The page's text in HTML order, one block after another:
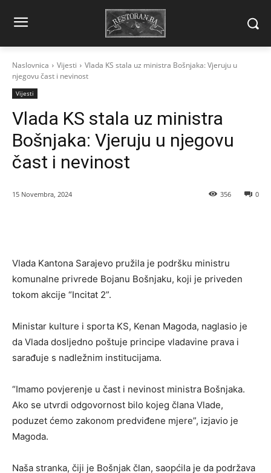
Naslovnica Vijesti
Vlada KS stala uz ministra Bošnjaka: Vjeruju u
njegovu čast i nevinost
Vijesti
Vlada KS stala uz ministra
Bošnjaka: Vjeruju u njegovu
čast i nevinost
15 Novembra, 2024 0
356
Vlada Kantona Sarajevo pružila je podršku ministru
komunalne privrede Bojanu Bošnjaku, koji je priveden
tokom akcije “Incitat 2”.
Ministar kulture i sporta KS, Kenan Magoda, naglasio je
da Vlada dosljedno poštuje principe vladavine prava i
sarađuje s nadležnim institucijama.
“Imamo povjerenje u čast i nevinost ministra Bošnjaka.
Ako se utvrdi odgovornost bilo kojeg člana Vlade,
poduzet ćemo zakonom predviđene mjere”, izjavio je
Magoda.
Naša stranka, čiji je Bošnjak član, saopćila je da podržava